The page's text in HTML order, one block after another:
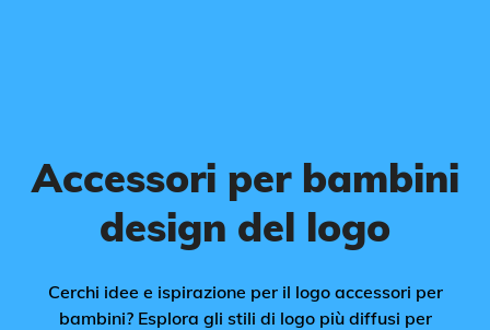
Accessori per bambini
design del logo
Cerchi idee e ispirazione per il logo accessori per
bambini? Esplora gli stili di logo più diffusi per